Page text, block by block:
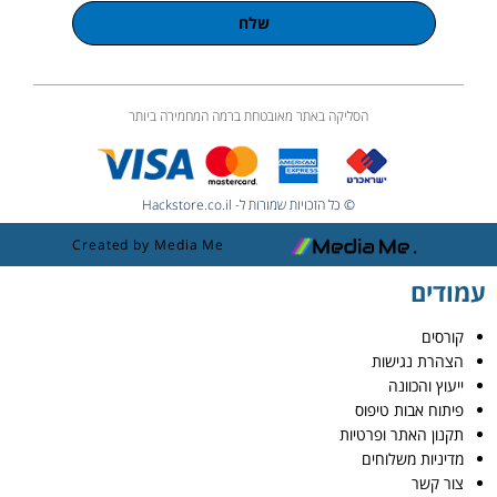
שלח
הסליקה באתר מאובטחת ברמה המחמירה ביותר
© כל הזכויות שמורות ל- Hackstore.co.il
Created by Media Me
עמודים
קורסים
הצהרת נגישות
ייעוץ והכוונה
פיתוח אבות טיפוס
תקנון האתר ופרטיות
מדיניות משלוחים
צור קשר